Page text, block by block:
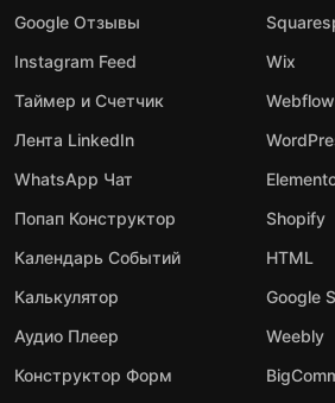
Google Отзывы
Instagram Feed
Таймер и Счетчик
Лента LinkedIn
WhatsApp Чат
Попап Конструктор
Календарь Событий
Калькулятор
Аудио Плеер
Конструктор Форм
Wix
Webflow
Shopify
HTML
Google
Weebly